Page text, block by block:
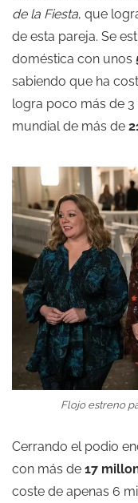
de la Fiesta, que
de esta pareja. Se
doméstica con unos
sabiendo que ha
logra poco más de
mundial de más de
Flojo estreno
Cerrando el podio
con más de 17
coste de apenas 6